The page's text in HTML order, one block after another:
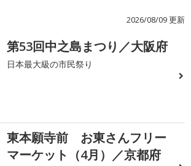
2026/08/09 更新
第53回中之島まつり／大阪府
日本最大級の市民祭り
東本願寺前 お東さんフリー
マーケット（4月）／京都府